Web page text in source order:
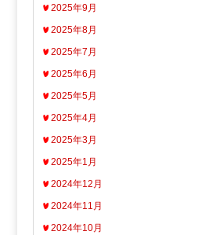
2025年9月
2025年8月
2025年7月
2025年6月
2025年5月
2025年4月
2025年3月
2025年1月
2024年12月
2024年11月
2024年10月